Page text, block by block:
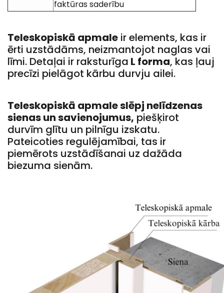
faktūras saderību
Teleskopiskā apmale ir elements, kas ir
ērti uzstādāms, neizmantojot naglas vai
līmi. Detaļai ir raksturīga L forma, kas ļauj
precīzi pielāgot kārbu durvju ailei.
Teleskopiskā apmale slēpj nelīdzenas
sienas un savienojumus, piešķirot
durvīm glītu un pilnīgu izskatu.
Pateicoties regulējamībai, tas ir
piemērots uzstādīšanai uz dažāda
biezuma sienām.